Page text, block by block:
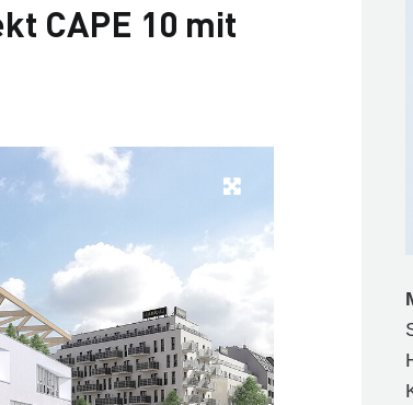
CAPE 10 mit